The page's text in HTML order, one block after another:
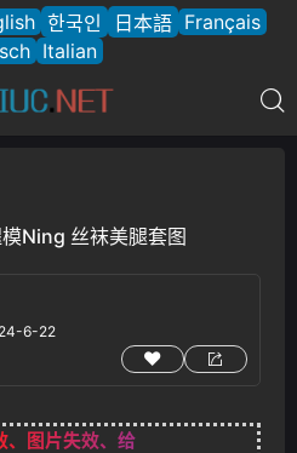
한국인 日本語 Français
Italian
Ning 丝袜美腿套图
6-22
、图片失效、给